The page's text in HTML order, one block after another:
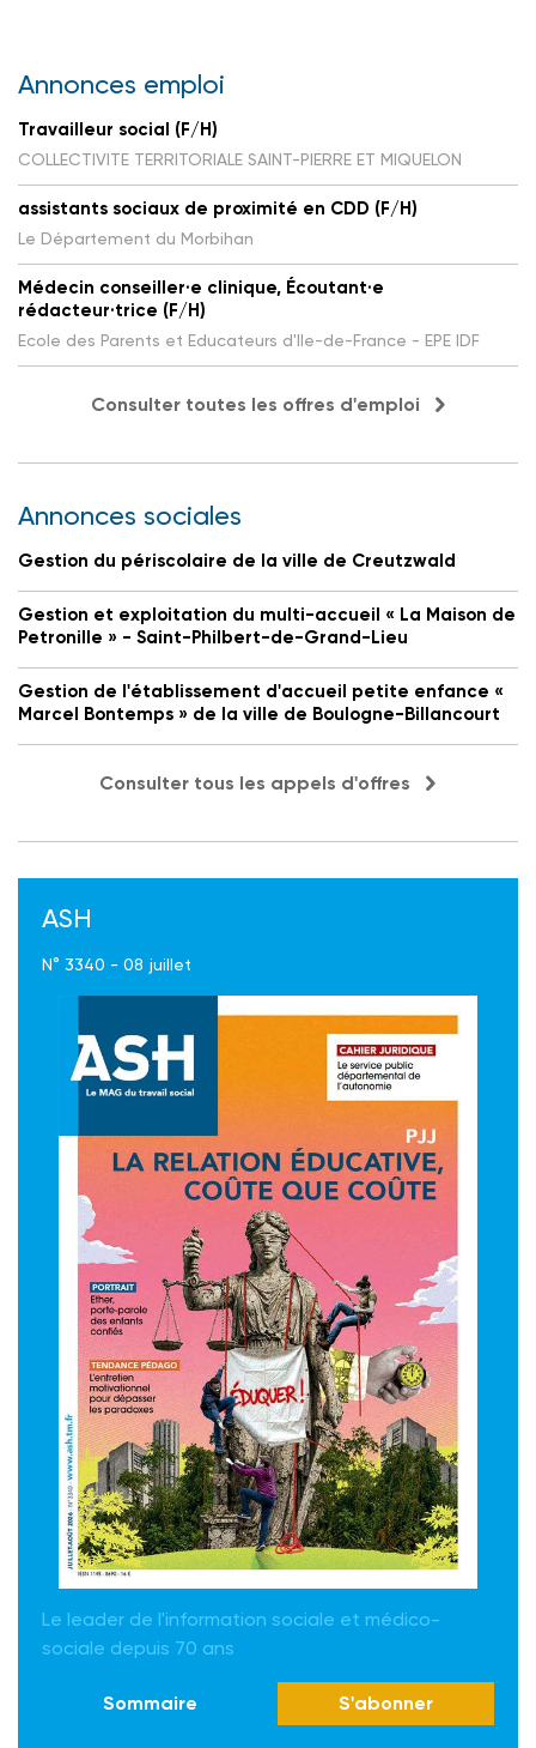
Annonces emploi
Travailleur social (F/H)
COLLECTIVITE TERRITORIALE SAINT-PIERRE ET MIQUELON
assistants sociaux de proximité en CDD (F/H)
Le Département du Morbihan
Médecin conseiller·e clinique, Écoutant·e
rédacteur·trice (F/H)
Ecole des Parents et Educateurs d'Ile-de-France - EPE IDF
Consulter toutes les offres d'emploi
Annonces sociales
Gestion du périscolaire de la ville de Creutzwald
Gestion et exploitation du multi-accueil « La Maison de
Petronille » - Saint-Philbert-de-Grand-Lieu
Gestion de l'établissement d'accueil petite enfance «
Marcel Bontemps » de la ville de Boulogne-Billancourt
Consulter tous les appels d'offres
ASH
N° 3340 - 08 juillet
Le leader de l'information sociale et médico-
sociale depuis 70 ans
Sommaire S'abonner